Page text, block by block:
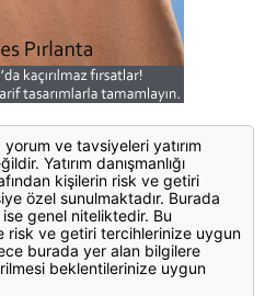
ve tavsiyeleri yatırım
Yatırım danışmanlığı
kişilerin risk ve getiri
özel sunulmaktadır. Burada
genel niteliktedir. Bu
risk ve getiri tercihlerinize uygun
burada yer alan bilgilere
beklentilerinize uygun